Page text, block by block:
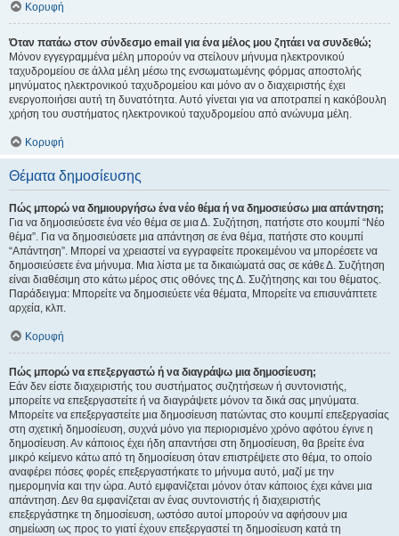
Κορυφή
Όταν πατάω στον σύνδεσμο email για ένα μέλος μου ζητάει να συνδεθώ;
Μόνον εγγεγραμμένα μέλη μπορούν να στείλουν μήνυμα ηλεκτρονικού
ταχυδρομείου σε άλλα μέλη μέσω της ενσωματωμένης φόρμας αποστολής
μηνύματος ηλεκτρονικού ταχυδρομείου και μόνο αν ο διαχειριστής έχει
ενεργοποιήσει αυτή τη δυνατότητα. Αυτό γίνεται για να αποτραπεί η κακόβουλη
χρήση του συστήματος ηλεκτρονικού ταχυδρομείου από ανώνυμα μέλη.
Κορυφή
Θέματα δημοσίευσης
Πώς μπορώ να δημιουργήσω ένα νέο θέμα ή να δημοσιεύσω μια απάντηση;
Για να δημοσιεύσετε ένα νέο θέμα σε μια Δ. Συζήτηση, πατήστε στο κουμπί “Νέο
θέμα”. Για να δημοσιεύσετε μια απάντηση σε ένα θέμα, πατήστε στο κουμπί
“Απάντηση”. Μπορεί να χρειαστεί να εγγραφείτε προκειμένου να μπορέσετε να
δημοσιεύσετε ένα μήνυμα. Μια λίστα με τα δικαιώματά σας σε κάθε Δ. Συζήτηση
είναι διαθέσιμη στο κάτω μέρος στις οθόνες της Δ. Συζήτησης και του θέματος.
Παράδειγμα: Μπορείτε να δημοσιεύετε νέα θέματα, Μπορείτε να επισυνάπτετε
αρχεία, κλπ.
Κορυφή
Πώς μπορώ να επεξεργαστώ ή να διαγράψω μια δημοσίευση;
Εάν δεν είστε διαχειριστής του συστήματος συζητήσεων ή συντονιστής,
μπορείτε να επεξεργαστείτε ή να διαγράψετε μόνον τα δικά σας μηνύματα.
Μπορείτε να επεξεργαστείτε μια δημοσίευση πατώντας στο κουμπί επεξεργασίας
στη σχετική δημοσίευση, συχνά μόνο για περιορισμένο χρόνο αφότου έγινε η
δημοσίευση. Αν κάποιος έχει ήδη απαντήσει στη δημοσίευση, θα βρείτε ένα
μικρό κείμενο κάτω από τη δημοσίευση όταν επιστρέψετε στο θέμα, το οποίο
αναφέρει πόσες φορές επεξεργαστήκατε το μήνυμα αυτό, μαζί με την
ημερομηνία και την ώρα. Αυτό εμφανίζεται μόνον όταν κάποιος έχει κάνει μια
απάντηση. Δεν θα εμφανίζεται αν ένας συντονιστής ή διαχειριστής
επεξεργάστηκε τη δημοσίευση, ωστόσο αυτοί μπορούν να αφήσουν μια
σημείωση ως προς το γιατί έχουν επεξεργαστεί τη δημοσίευση κατά τη